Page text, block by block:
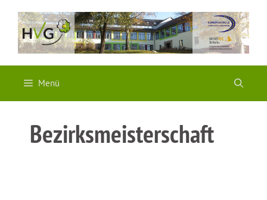
Inhalt
springen
Menü
Bezirksmeisterschaft